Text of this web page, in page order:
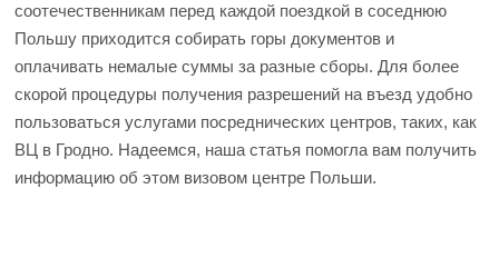
соотечественникам перед каждой поездкой в соседнюю
Польшу приходится собирать горы документов и
оплачивать немалые суммы за разные сборы. Для более
скорой процедуры получения разрешений на въезд удобно
пользоваться услугами посреднических центров, таких, как
ВЦ в Гродно. Надеемся, наша статья помогла вам получить
информацию об этом визовом центре Польши.